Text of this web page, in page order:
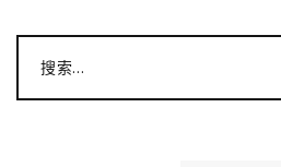
搜索...